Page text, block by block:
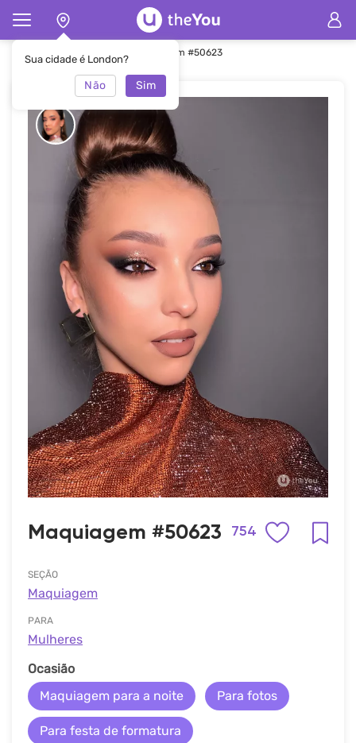
Sua cidade é London?
Não Sim
Principal Maquiagem Maquiagem #50623
Maquiagem #50623 754
SEÇÃO
Maquiagem
PARA
Mulheres
Ocasião
Maquiagem para a noite
Para fotos
Para festa de formatura